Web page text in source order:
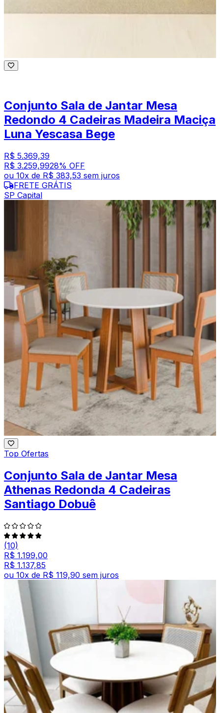
Conjunto Sala de Jantar Mesa
Redondo 4 Cadeiras Madeira Maciça
Luna Yescasa Bege
R$ 5.369,39
R$ 3.259,9928% OFF
ou 10x de R$ 383,53 sem juros
FRETE GRÁTIS
SP Capital
Top Ofertas
Conjunto Sala de Jantar Mesa
Athenas Redonda 4 Cadeiras
Santiago Dobuê
(10)
R$ 1.199,00
R$ 1.137,85
ou 10x de R$ 119,90 sem juros